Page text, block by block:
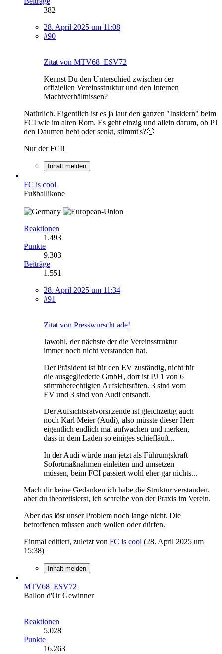
382
28. April 2025 um 11:08
#90
Zitat von MTV68_ESV72
Kennst Du den Unterschied zwischen der
offiziellen Vereinsstruktur und den Internen
Machtverhältnissen?
Natürlich. Eigentlich ist es ja laut den ganzen "Insidern" beim
FCI wie im alten Rom. Es geht einzig und allein darum, ob PJ
den Daumen hebt oder senkt, stimmt's?🙄
Nur der FCI!
Inhalt melden
FC is cool
Fußballikone
Reaktionen
1.493
Punkte
9.303
Beiträge
1.551
28. April 2025 um 11:34
#91
Zitat von Presswurscht ade!
Jawohl, der nächste der die Vereinsstruktur
immer noch nicht verstanden hat.
Der Präsident ist für den EV zuständig, nicht für
die ausgegliederte GmbH, dort ist PJ 1 von 6
stimmberechtigten Aufsichtsräten. 3 sind vom
EV und 3 sind von Audi entsandt.
Der Aufsichtsratvorsitzende ist gleichzeitig auch
noch Karl Meier (Audi), also müsste dieser Herr
eigentlich endlich mal aufwachen und merken,
dass in dem Laden so einiges schiefläuft...
In der Audi würde man jetzt als Führungskraft
Sofortmaßnahmen einleiten und umsetzen
müssen, beim FCI passiert wohl eher gar nichts...
Mach dir keine Gedanken ich habe die Struktur verstanden.
aber du theoretisierst, ich schreibe von der Praxis im Verein.
Aber das löst unser Problem noch lange nicht. Die
betroffenen müssen auch wollen oder dürfen.
Einmal editiert, zuletzt von FC is cool (28. April 2025 um
15:38)
Inhalt melden
MTV68_ESV72
Ballon d'Or Gewinner
Reaktionen
5.028
Punkte
16.263